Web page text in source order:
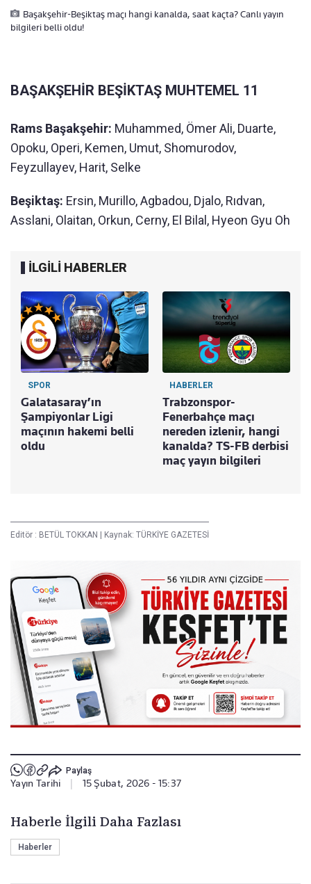
Başakşehir-Beşiktaş maçı hangi kanalda, saat kaçta? Canlı yayın
bilgileri belli oldu!
BAŞAKŞEHİR BEŞİKTAŞ MUHTEMEL 11
Rams Başakşehir: Muhammed, Ömer Ali, Duarte,
Opoku, Operi, Kemen, Umut, Shomurodov,
Feyzullayev, Harit, Selke
Beşiktaş: Ersin, Murillo, Agbadou, Djalo, Rıdvan,
Asslani, Olaitan, Orkun, Cerny, El Bilal, Hyeon Gyu Oh
İLGİLİ HABERLER
SPOR
Galatasaray’ın
Şampiyonlar Ligi
maçının hakemi belli
oldu
HABERLER
Trabzonspor-
Fenerbahçe maçı
nereden izlenir, hangi
kanalda? TS-FB derbisi
maç yayın bilgileri
Editör : BETÜL TOKKAN Kaynak: TÜRKİYE GAZETESİ
Paylaş
Yayın Tarihi 15 Şubat, 2026 - 15:37
Haberle İlgili Daha Fazlası
Haberler